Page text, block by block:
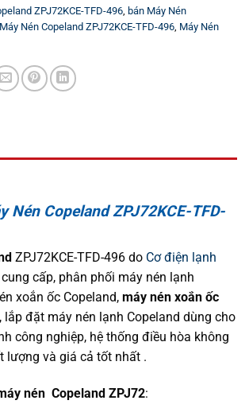
ZPJ72KCE-TFD-496 bán Máy Nén
Máy Nén Copeland ZPJ72KCE-TFD-496 Máy Nén
Nén Copeland ZPJ72KCE-TFD-
ZPJ72KCE-TFD-496 do Cơ điện lạnh
cấp, phân phối máy nén lạnh
xoắn ốc Copeland, máy nén xoắn ốc
, lắp đặt máy nén lạnh Copeland dùng cho
công nghiệp, hệ thống điều hòa không
lượng và giá cả tốt nhất .
nén Copeland ZPJ72: